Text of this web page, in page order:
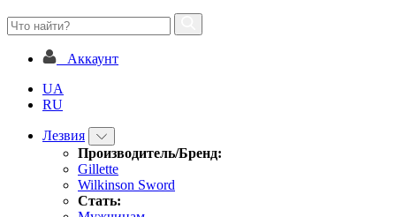
Аккаунт
UA
RU
Лезвия
Производитель/Бренд:
Gillette
Wilkinson Sword
Стать: